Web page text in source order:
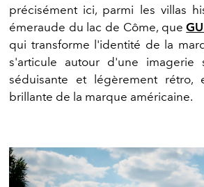
précisément ici, parmi les villas
émeraude du lac de Côme, que
qui transforme l'identité de la
s'articule autour d'une
séduisante et légèrement rétro,
brillante de la marque américaine.